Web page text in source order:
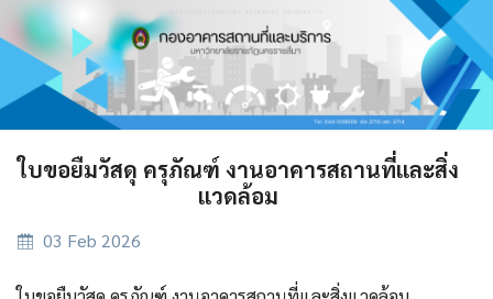
ใบขอยืมวัสดุ ครุภัณฑ์ งานอาคารสถานที่และสิ่ง
แวดล้อม
03 Feb 2026